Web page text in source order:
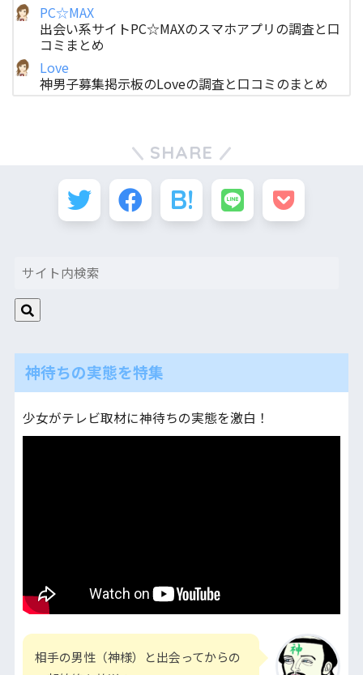
PC☆MAX
出会い系サイトPC☆MAXのスマホアプリの調査と口
コミまとめ
Love
神男子募集掲示板のLoveの調査と口コミのまとめ
SHARE
神待ちの実態を特集
少女がテレビ取材に神待ちの実態を激白！
相手の男性（神様）と出会ってからの